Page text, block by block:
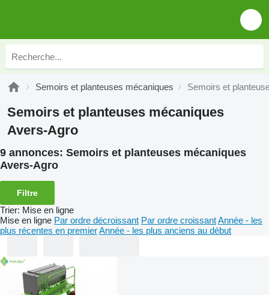
Semoirs et planteuses mécaniques Semoirs et
Semoirs et planteuses mécaniques
Avers-Agro
9 annonces: Semoirs et planteuses mécaniques
Avers-Agro
Filtre
Trier: Mise en ligne
Mise en ligne Par ordre décroissant Par ordre croissantAnnée - les
plus récentes en premierAnnée - les plus anciens au début